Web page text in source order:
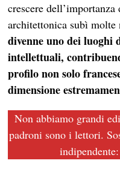
crescere
architettonica subì
divenne uno dei
intellettuali,
profilo non solo
dimensione
Non abbiamo grandi
padroni sono i lettori.